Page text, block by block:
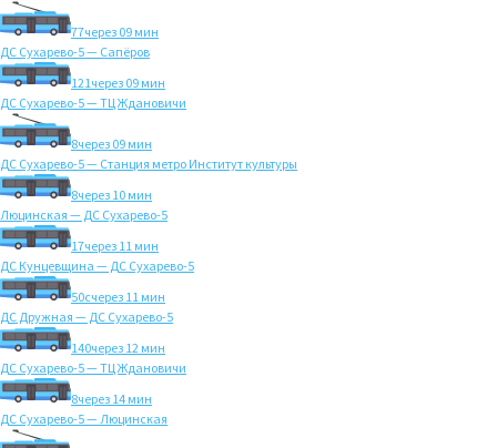
77через 09 мин
ДС Сухарево-5 — Сапёров
121через 09 мин
ДС Сухарево-5 — ТЦ Ждановичи
8через 09 мин
ДС Сухарево-5 — Станция метро Институт культуры
8через 10 мин
Люцинская — ДС Сухарево-5
17через 11 мин
ДС Кунцевщина — ДС Сухарево-5
50счерез 11 мин
ДС Дружная — ДС Сухарево-5
140через 12 мин
ДС Сухарево-5 — ТЦ Ждановичи
8через 14 мин
ДС Сухарево-5 — Люцинская